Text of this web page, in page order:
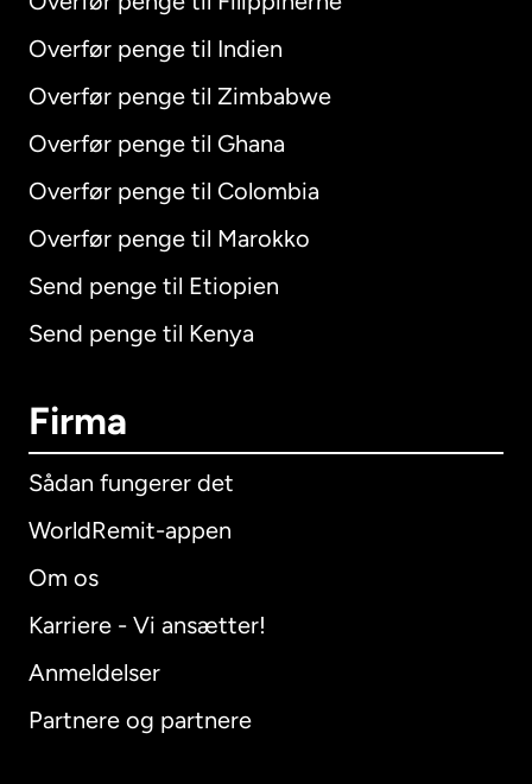
Overfør penge til Indien
Overfør penge til Zimbabwe
Overfør penge til Ghana
Overfør penge til Colombia
Overfør penge til Marokko
Send penge til Etiopien
Send penge til Kenya
Firma
Sådan fungerer det
WorldRemit-appen
Om os
Karriere - Vi ansætter!
Anmeldelser
Partnere og partnere